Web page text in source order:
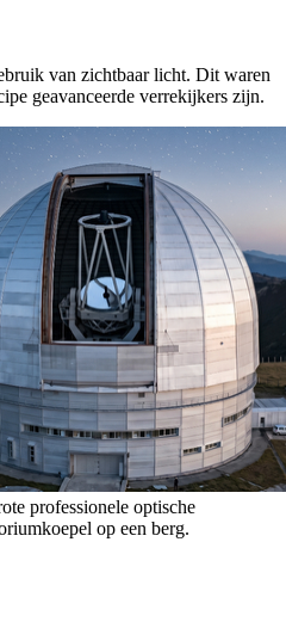
van zichtbaar licht. Dit waren
geavanceerde verrekijkers zijn.
professionele optische
op een berg.